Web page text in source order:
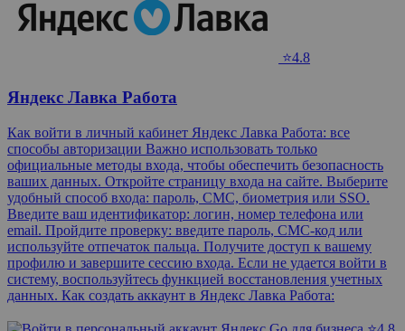
⭐4.8
Яндекс Лавка Работа
Как войти в личный кабинет Яндекс Лавка Работа: все
способы авторизации Важно использовать только
официальные методы входа, чтобы обеспечить безопасность
ваших данных. Откройте страницу входа на сайте. Выберите
удобный способ входа: пароль, СМС, биометрия или SSO.
Введите ваш идентификатор: логин, номер телефона или
email. Пройдите проверку: введите пароль, СМС-код или
используйте отпечаток пальца. Получите доступ к вашему
профилю и завершите сессию входа. Если не удается войти в
систему, воспользуйтесь функцией восстановления учетных
данных. Как создать аккаунт в Яндекс Лавка Работа: